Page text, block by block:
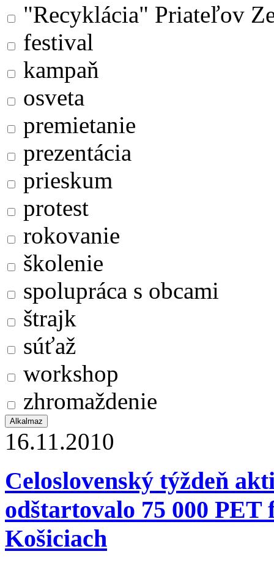
"Recyklácia" Priateľov
festival
kampaň
osveta
premietanie
prezentácia
prieskum
protest
rokovanie
školenie
spolupráca s obcami
štrajk
súťaž
workshop
zhromaždenie
16.11.2010
Celoslovenský týždeň
odštartovalo 75 000
Košiciach